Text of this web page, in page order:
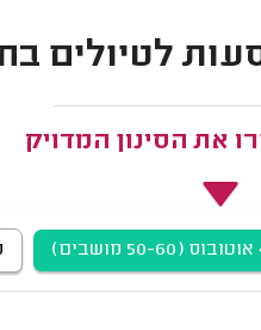
לטיולים בחיפה +
את הסינון המדויק
אוטובוס (50-60 מושבים)